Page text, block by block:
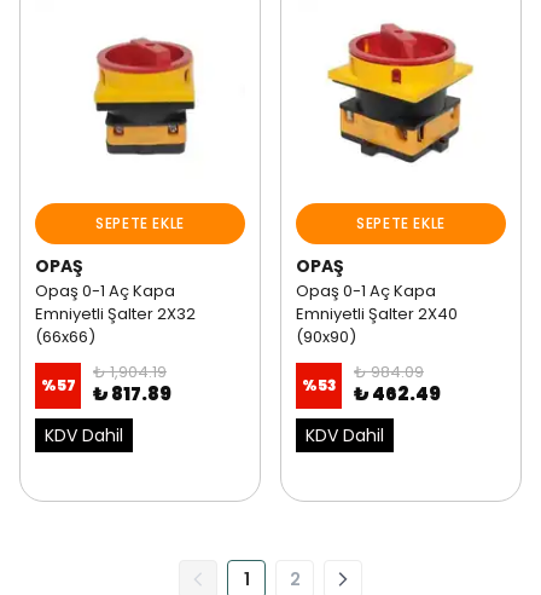
SEPETE EKLE
OPAŞ
Opaş 0-1 Aç Kapa
Emniyetli Şalter 2X32
(66x66)
%57
₺ 1,904.19
₺ 817.89
KDV Dahil
SEPETE EKLE
OPAŞ
Opaş 0-1 Aç Kapa
Emniyetli Şalter 2X40
(90x90)
%53
₺ 984.09
₺ 462.49
KDV Dahil
1 2